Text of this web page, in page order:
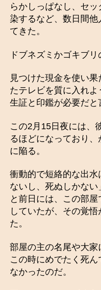
らかしっぱなし、セ
染するなど、数日間
てきた。
ドブネズミかゴキブリ
見つけた現金を使い
たテレビを質に入れ
生証と印鑑が必要だと
この2月15日夜には、
るほどになっており
に陥る。
衝動的で短絡的な出
ないし、死ぬしかな
と前日には、この部
していたが、その覚
た。
部屋の主の名尾や大家
この時にめでたく死
なかったのだ。